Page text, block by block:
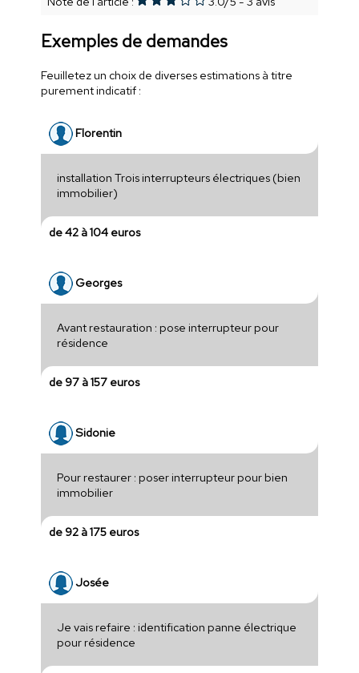
Exemples de demandes
Feuilletez un choix de diverses estimations à titre
purement indicatif :
Florentin
installation Trois interrupteurs électriques (bien
immobilier)
de 42 à 104 euros
Georges
Avant restauration : pose interrupteur pour
résidence
de 97 à 157 euros
Sidonie
Pour restaurer : poser interrupteur pour bien
immobilier
de 92 à 175 euros
Josée
Je vais refaire : identification panne électrique
pour résidence